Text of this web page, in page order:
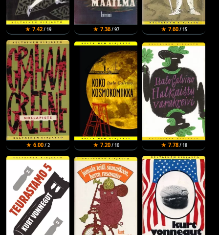
★ 7.42/ 19 ★ 7.36/ 97 ★ 7.60/ 15
★ 6.00/ 2 ★ 7.20/ 10 ★ 7.78/ 18